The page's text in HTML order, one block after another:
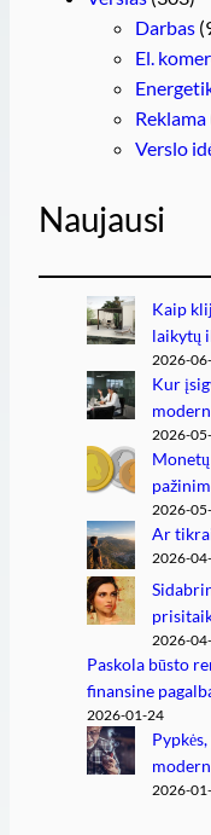
Darbas
El.
Reklama
Verslo
Naujausi
Kaip
laikytų
2026-
Kur
2026-
2026-
Ar
2026-
2026-
Paskola būsto
finansine
2026-01-24
2026-